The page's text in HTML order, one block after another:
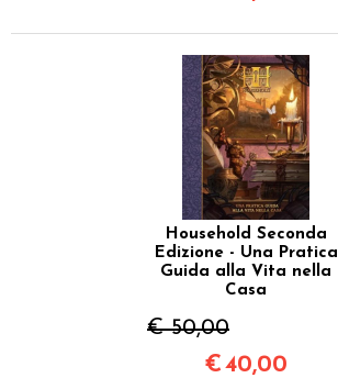
Household Seconda
Edizione - Una Pratica
Guida alla Vita nella
Casa
€ 50,00
€40,00